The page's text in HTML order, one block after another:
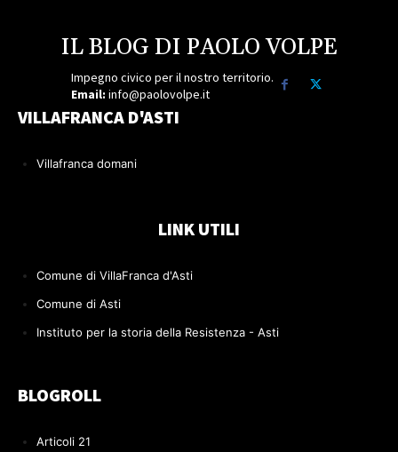
IL BLOG DI PAOLO VOLPE
Impegno civico per il nostro territorio.
Email: info@paolovolpe.it
VILLAFRANCA D'ASTI
Villafranca domani
LINK UTILI
Comune di VillaFranca d'Asti
Comune di Asti
Instituto per la storia della Resistenza - Asti
BLOGROLL
Articoli 21